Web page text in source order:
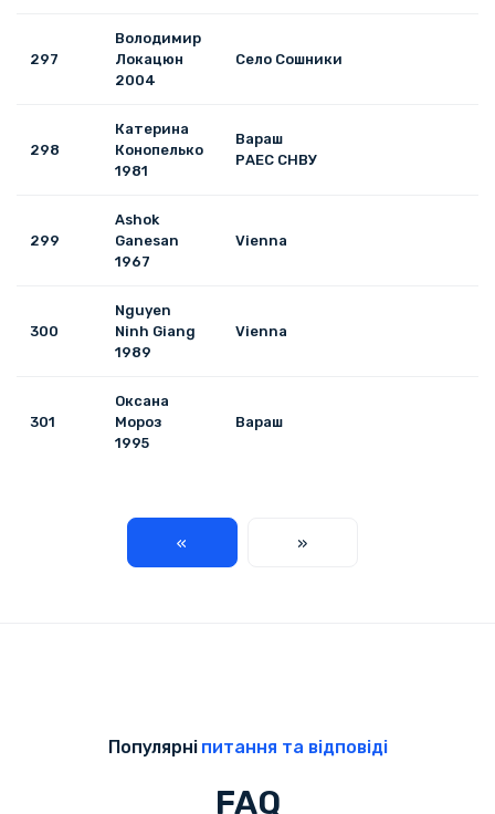
297
Володимир
Локацюн
2004
Село Сошники
298
Катерина
Конопелько
1981
Вараш
РАЕС СНВУ
299
Ashok
Ganesan
1967
Vienna
300
Nguyen
Ninh Giang
1989
Vienna
301
Оксана
Мороз
1995
Вараш
« »
Популярні питання та відповіді
FAQ